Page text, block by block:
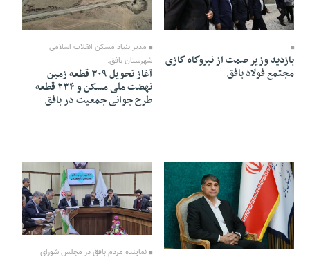
15 Bahman 1404 - 21:50
بازدید وزیر صمت از نیروگاه گازی
مجتمع فولاد بافق
13 Bahman 1404 - 18:15
مدیر بنیاد مسکن انقلاب اسلامی
شهرستان بافق:
آغاز تحویل ۳۰۹ قطعه زمین
نهضت ملی مسکن و ۲۳۴ قطعه
طرح جوانی جمعیت در بافق
13 Bahman 1404 - 18:07
11 Bahman 1404 - 19:06
نماینده مردم بافق در مجلس شورای